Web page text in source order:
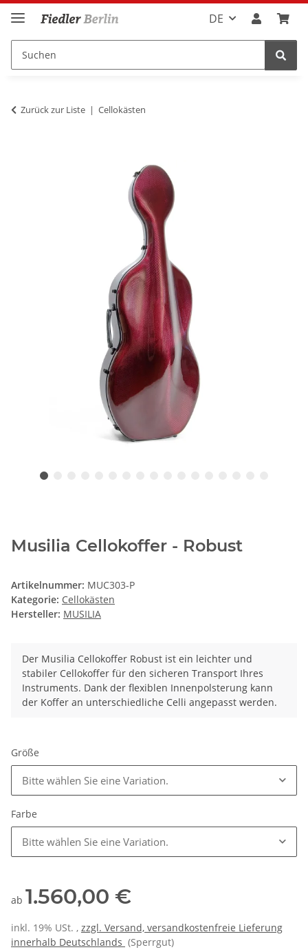
DE
Zurück zur Liste Cellokästen
Musilia Cellokoffer - Robust
Artikelnummer: MUC303-P
Kategorie: Cellokästen
Hersteller: MUSILIA
Der Musilia Cellokoffer Robust ist ein leichter und
stabiler Cellokoffer für den sicheren Transport Ihres
Instruments. Dank der flexiblen Innenpolsterung kann
der Koffer an unterschiedliche Celli angepasst werden.
Größe
Bitte wählen Sie eine Variation.
Farbe
Bitte wählen Sie eine Variation.
ab 1.560,00 €
inkl. 19% USt. , zzgl. Versand, versandkostenfreie Lieferung
innerhalb Deutschlands (Sperrgut)